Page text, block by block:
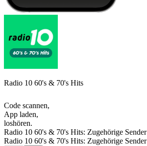
Radio 10 60's & 70's Hits
Code scannen,
App laden,
loshören.
Radio 10 60's & 70's Hits: Zugehörige Sender
Radio 10 60's & 70's Hits: Zugehörige Sender